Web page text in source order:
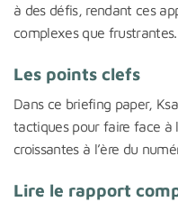
à des défis, rendant ces
complexes que frustrantes.
Les points clefs
Dans ce briefing paper,
tactiques pour faire face
croissantes à l’ère du
Lire le rapport